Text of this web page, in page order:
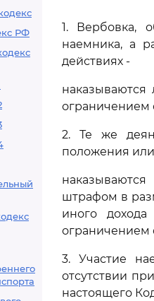
РФ
1. Вербовка,
наемника, а
действиях -
ограничением
2. Те же
положения
штрафом в
иного
ограничением
3. Участие
отсутствии
настоящего